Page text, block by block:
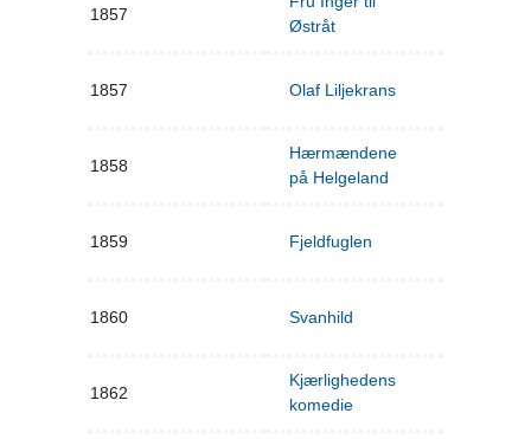
1857
Østråt
1857 Olaf Liljekrans
1858
Hærmændene
på Helgeland
1859 Fjeldfuglen
1860 Svanhild
1862
Kjærlighedens
komedie